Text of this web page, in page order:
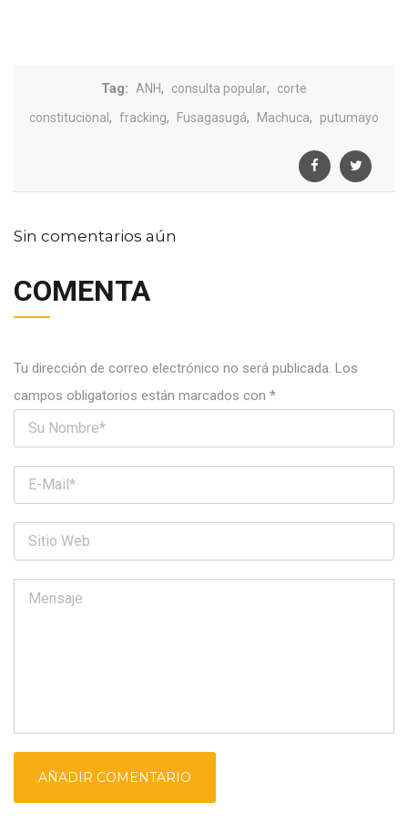
Tag: ANH, consulta popular,
corte
constitucional , fracking, Fusagasugá, Machuca, putumayo
Sin comentarios aún
COMENTA
Tu dirección de correo electrónico no será publicada. Los
campos obligatorios están marcados con *